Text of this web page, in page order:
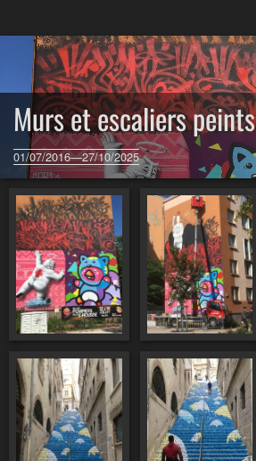
Murs et escaliers peints
01/07/2016—27/10/2025